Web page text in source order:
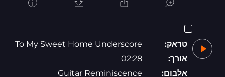
טראק:
To My Sweet Home Underscore
אורך:
02:28
אלבום:
Guitar Reminiscence